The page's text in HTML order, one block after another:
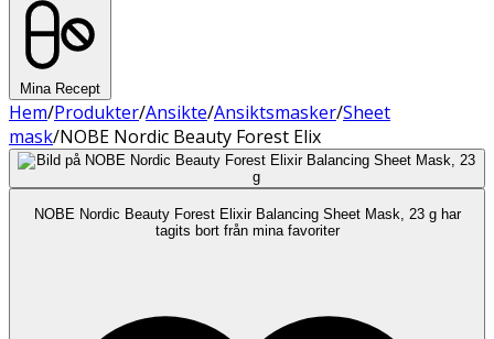
Mina Recept
Hem/Produkter/Ansikte/Ansiktsmasker/Sheet
mask/NOBE Nordic Beauty Forest Elix
NOBE Nordic Beauty Forest Elixir Balancing Sheet Mask, 23 g har
tagits bort från mina favoriter